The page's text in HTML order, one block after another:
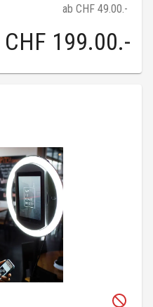
ab CHF 49.00.-
CHF 199.00.-